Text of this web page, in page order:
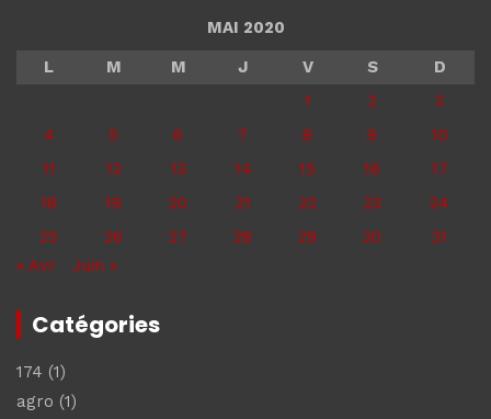
MAI 2020
L
M M J V S
D
1
2
3
4
5 6 7 8 9
10
11
12 13 14 15 16
17
18
19 20 21 22 23
24
25
26 27 28 29 30
31
« Avr
Juin »
Catégories
174 (1)
agro (1)